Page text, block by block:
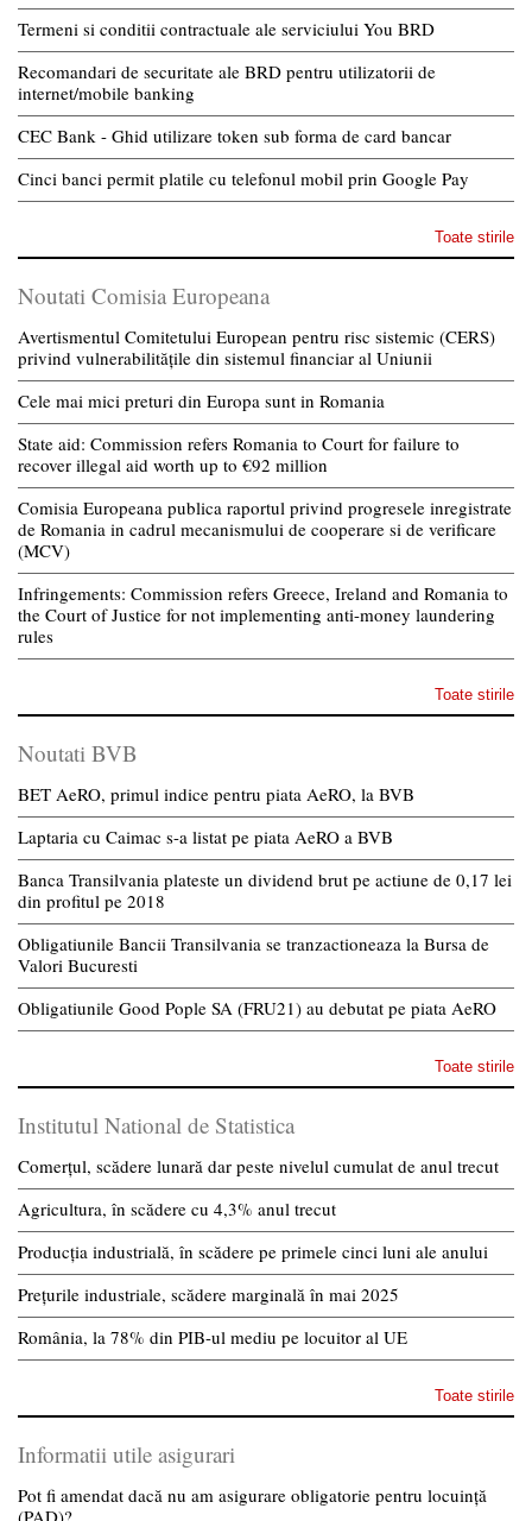
Termeni si conditii contractuale ale serviciului You BRD
Recomandari de securitate ale BRD pentru utilizatorii de
internet/mobile banking
CEC Bank - Ghid utilizare token sub forma de card bancar
Cinci banci permit platile cu telefonul mobil prin Google Pay
Toate stirile
Noutati Comisia Europeana
Avertismentul Comitetului European pentru risc sistemic (CERS)
privind vulnerabilitățile din sistemul financiar al Uniunii
Cele mai mici preturi din Europa sunt in Romania
State aid: Commission refers Romania to Court for failure to
recover illegal aid worth up to €92 million
Comisia Europeana publica raportul privind progresele inregistrate
de Romania in cadrul mecanismului de cooperare si de verificare
(MCV)
Infringements: Commission refers Greece, Ireland and Romania to
the Court of Justice for not implementing anti-money laundering
rules
Toate stirile
Noutati BVB
BET AeRO, primul indice pentru piata AeRO, la BVB
Laptaria cu Caimac s-a listat pe piata AeRO a BVB
Banca Transilvania plateste un dividend brut pe actiune de 0,17 lei
din profitul pe 2018
Obligatiunile Bancii Transilvania se tranzactioneaza la Bursa de
Valori Bucuresti
Obligatiunile Good Pople SA (FRU21) au debutat pe piata AeRO
Toate stirile
Institutul National de Statistica
Comerțul, scădere lunară dar peste nivelul cumulat de anul trecut
Agricultura, în scădere cu 4,3% anul trecut
Producția industrială, în scădere pe primele cinci luni ale anului
Prețurile industriale, scădere marginală în mai 2025
România, la 78% din PIB-ul mediu pe locuitor al UE
Toate stirile
Informatii utile asigurari
Pot fi amendat dacă nu am asigurare obligatorie pentru locuință